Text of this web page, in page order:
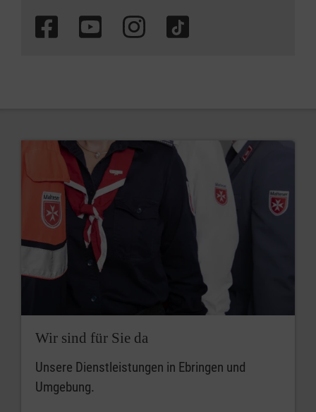
Wir sind für Sie da
Unsere Dienstleistungen in Ebringen und
Umgebung.